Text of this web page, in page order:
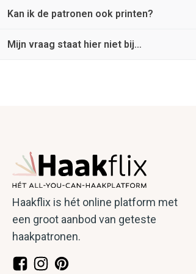
De Algemene Voorwaarden vind je
Kan ik de patronen ook printen?
Jazeker. Rechts bovenin staat een icoon
Mijn vraag staat hier niet bij…
Haakflix is hét online platform met
een groot aanbod van geteste
haakpatronen.